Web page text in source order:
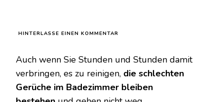
HINTERLASSE EINEN KOMMENTAR
IM
BADEZIMMER?
NUTZEN
SIE
Auch wenn Sie Stunden und Stunden damit
verbringen, es zu reinigen, die schlechten
Gerüche im Badezimmer bleiben